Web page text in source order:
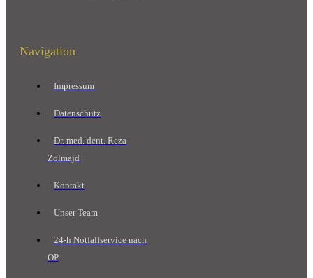
Navigation
Impressum
Datenschutz
Dr. med. dent. Reza
Zolmajd
Kontakt
Unser Team
24-h Notfallservice nach
OP